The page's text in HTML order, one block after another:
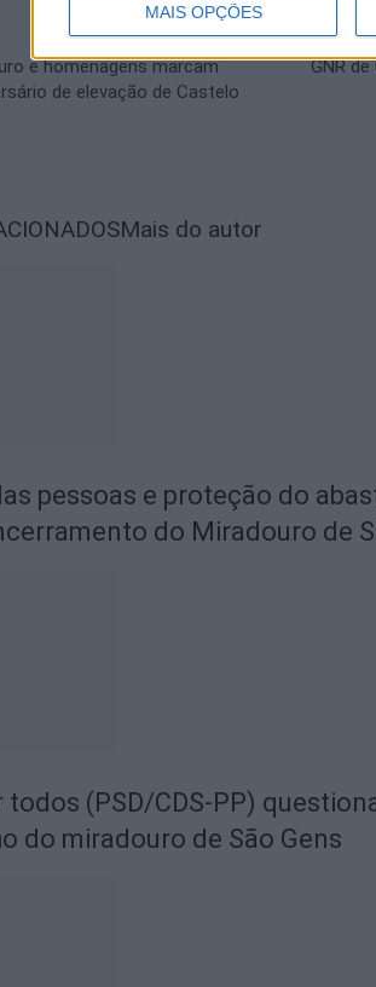
MAIS OPÇÕES
e homenagens marcam
de elevação de Castelo
GNR
Mais do autor
pessoas e proteção do
do Miradouro de
todos (PSD/CDS-PP)
do miradouro de São Gens